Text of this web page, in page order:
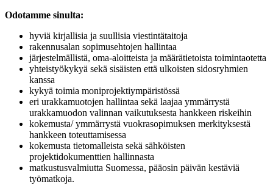
Odotamme sinulta:
hyviä kirjallisia ja suullisia viestintätaitoja
rakennusalan sopimusehtojen hallintaa
järjestelmällistä, oma-aloitteista ja määrätietoista toimintaotetta
yhteistyökykyä sekä sisäisten että ulkoisten sidosryhmien
kanssa
kykyä toimia moniprojektiympäristössä
eri urakkamuotojen hallintaa sekä laajaa ymmärrystä
urakkamuodon valinnan vaikutuksesta hankkeen riskeihin
kokemusta/ ymmärrystä vuokrasopimuksen merkityksestä
hankkeen toteuttamisessa
kokemusta tietomalleista sekä sähköisten
projektidokumenttien hallinnasta
matkustusvalmiutta Suomessa, pääosin päivän kestäviä
työmatkoja.